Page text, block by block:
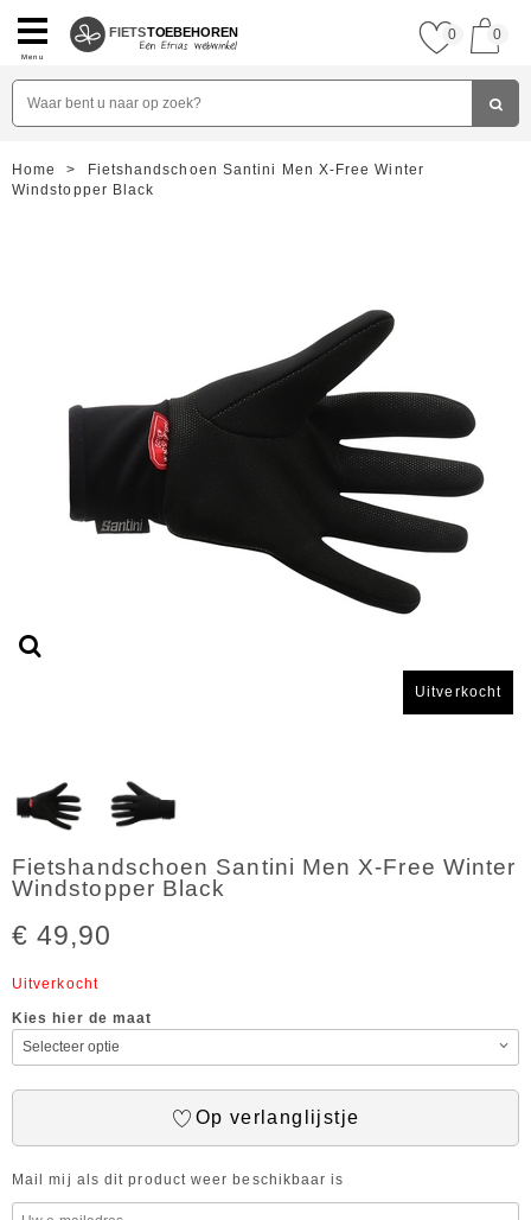
Menu
FIETSTOEBEHOREN 0 0
Home >
Fietshandschoen Santini Men X-Free Winter
Windstopper Black
Uitverkocht
Fietshandschoen Santini Men X-Free Winter
Windstopper Black
€ 49,90
Uitverkocht
Kies hier de maat
Op verlanglijstje
Mail mij als dit product weer beschikbaar is